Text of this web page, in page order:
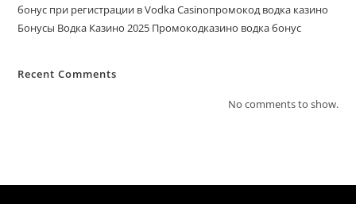
бонус при регистрации в Vodka Casinoпромокод водка казино
Бонусы Водка Казино 2025 Промокодказино водка бонус
Recent Comments
No comments to show.